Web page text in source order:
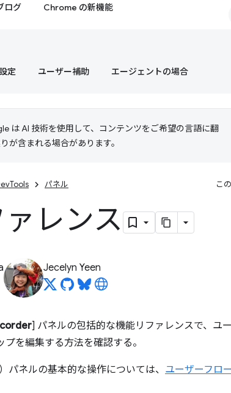
ログ Chrome の新機能
定 ユーザー補助 エージェントの場合
は AI 技術を使用して、コンテンツをご希望の言語に翻
が含まれる場合があります。
パネル こ
レンス
Jecelyn Yeen
] パネルの包括的な機能リファレンスで、ユ
を編集する方法を確認する。
パネルの基本的な操作については、 ユーザーフロ